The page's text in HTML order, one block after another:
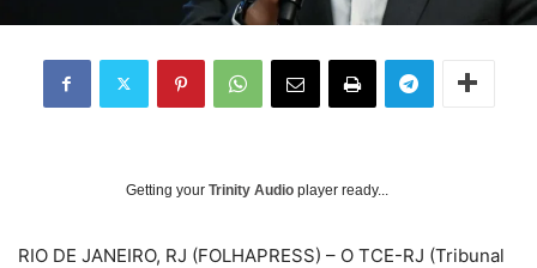
Getting your Trinity Audio player ready...
RIO DE JANEIRO, RJ (FOLHAPRESS) – O TCE-RJ (Tribunal